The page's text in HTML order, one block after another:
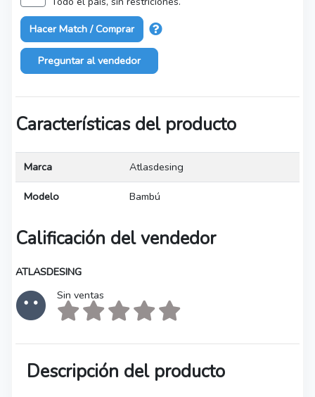
Hacer Match / Comprar
Preguntar al vendedor
Características del producto
Marca Atlasdesing
Modelo Bambú
Calificación del vendedor
ATLASDESING
Sin ventas
Descripción del producto